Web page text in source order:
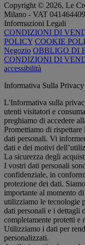
Copyright © 2026, Le
Milano - VAT
Informazioni Legali
CONDIZIONI DI
POLICY COOKIE
Negozio OBBLIGO DI
CONDIZIONI DI
accessibilità
Informativa Sulla
L'Informativa sulla
utenti visitatori e
preghiamo di accedere
Promettiamo di
dati personali. Vi
dati e dei motivi
La sicurezza degli
I vostri dati personali
confidenziale, in
protezione dei dati.
importante al momento
utilizziamo le tecnologie
dati personali e i dettagli
completamente protetti e
Utilizziamo i dati per
personalizzati.